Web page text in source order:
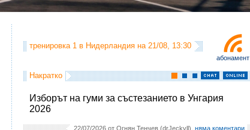
абонамент
тренировка 1 в Нидерландия на 21/08, 13:30
Накратко
Изборът на гуми за състезанието в Унгария
2026
22/07/2026 от Огнян Тенчев (drJeckyll), няма коментари